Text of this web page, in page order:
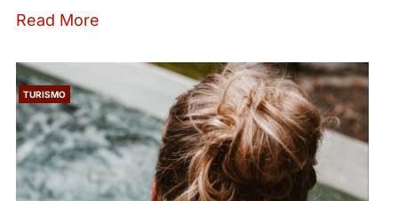
Read More
TURISMO